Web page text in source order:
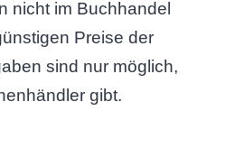
nicht im Buchhandel
Preise der
sind nur möglich,
gibt.